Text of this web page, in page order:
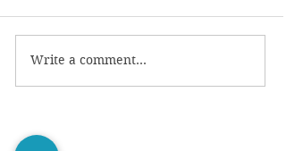
Write a comment...